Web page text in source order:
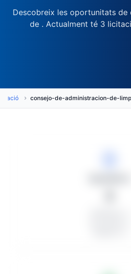
Descobreix les oportunitats
de . Actualment té 3
consejo-de-administracion-de-